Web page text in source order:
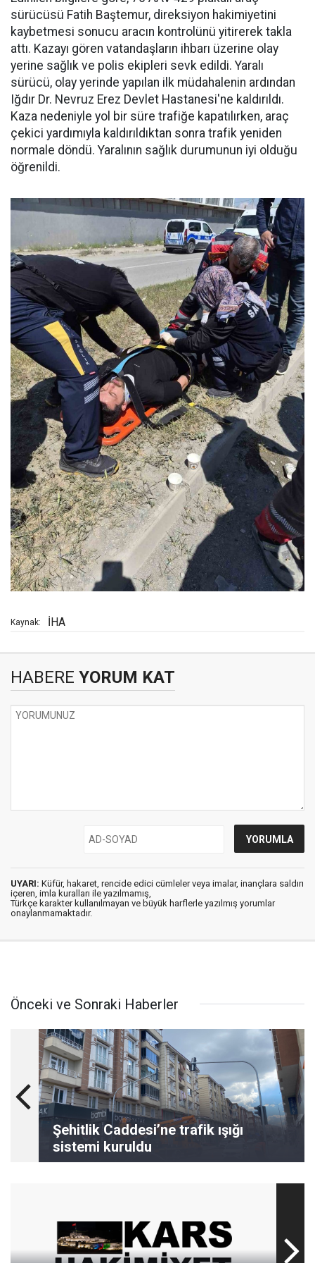
sürücüsü Fatih Baştemur, direksiyon hakimiyetini
kaybetmesi sonucu aracın kontrolünü yitirerek takla
attı. Kazayı gören vatandaşların ihbarı üzerine olay
yerine sağlık ve polis ekipleri sevk edildi. Yaralı
sürücü, olay yerinde yapılan ilk müdahalenin ardından
Iğdır Dr. Nevruz Erez Devlet Hastanesi'ne kaldırıldı.
Kaza nedeniyle yol bir süre trafiğe kapatılırken, araç
çekici yardımıyla kaldırıldıktan sonra trafik yeniden
normale döndü. Yaralının sağlık durumunun iyi olduğu
öğrenildi.
Kaynak: İHA
HABERE YORUM KAT
UYARI: Küfür, hakaret, rencide edici cümleler veya imalar, inançlara saldırı
içeren, imla kuralları ile yazılmamış,
Türkçe karakter kullanılmayan ve büyük harflerle yazılmış yorumlar
onaylanmamaktadır.
Önceki ve Sonraki Haberler
Şehitlik Caddesi’ne trafik ışığı
sistemi kuruldu